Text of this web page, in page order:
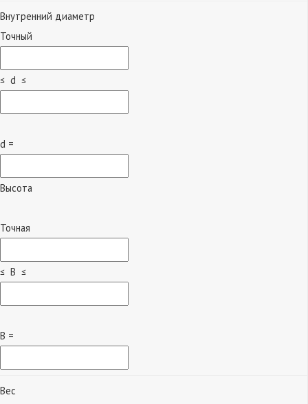
Внутренний диаметр
Точный
≤ d ≤
d =
Высота
Точная
≤ B ≤
B =
Вес